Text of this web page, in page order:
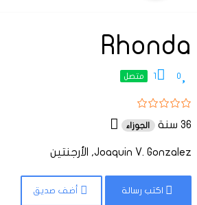
Rhonda
0
1 متصل
36 سنة الجوزاء
Joaquin V. Gonzalez, الأرجنتين
اكتب رسالة أضف صديق